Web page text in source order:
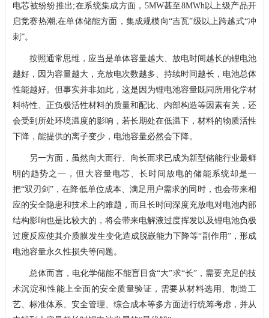
电芯被纷纷推出;在系统集成方面，5MW甚至8MWh以上级产品开
启竞赛热潮;在单体储能方面，集成规模向“吉瓦”级以上跨越式“冲
刺”。
按照通常思维，应当是单体容量越大、放电时间越长的锂电池
越好，因为容量越大，充放电次数越多、持续时间越长，电池总体
性能越好。但事实并非如此，这是因为锂电池容量既同所用化学材
料特性、正负极活性材料的质量和配比、内部构造等因素有关，还
会受到所处环境温度的影响，若长期处在低温下，材料的物质活性
下降，能提供的离子变少，电池容量必然会下降。
另一方面，虽然向大而行、向长而求已成为新型储能行业最鲜
明的趋势之一，但大容量电芯、长时间放电的储能系统却是一
把“双刃剑”，在降低单位成本、满足用户需求的同时，也会带来相
应的安全隐患和技术上的难题，而且长时间深度充放电对电池内部
结构影响也是比较大的，将会带来电解液过度挥发以及锂电池负极
过度反应使其介质膜发生变化造成脱嵌能力下降等“副作用”，形成
电池容量永久性损失等问题。
总体而言，电化学储能不能盲目贪“大”求“长”，需要充足的技
术沉淀和性能上全面的安全质量验证，需要从材料选用、制造工
艺、标准体系、安全管理、综合成本等多方面进行统筹考虑，并从